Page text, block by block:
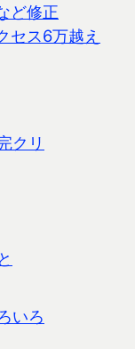
ど修正
セス6万越え
クリ
いろ